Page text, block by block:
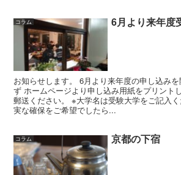
コラム 6月より来年度
お知らせします。 6月より来年度の申し込み
ず ホームページより申し込み用紙をプリント
郵送ください。 ※大学名は受験大学をご記入
実な確保をご希望でしたら...
コラム 京都の下宿